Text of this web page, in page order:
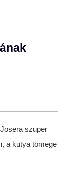
szuper
a kutya tömege